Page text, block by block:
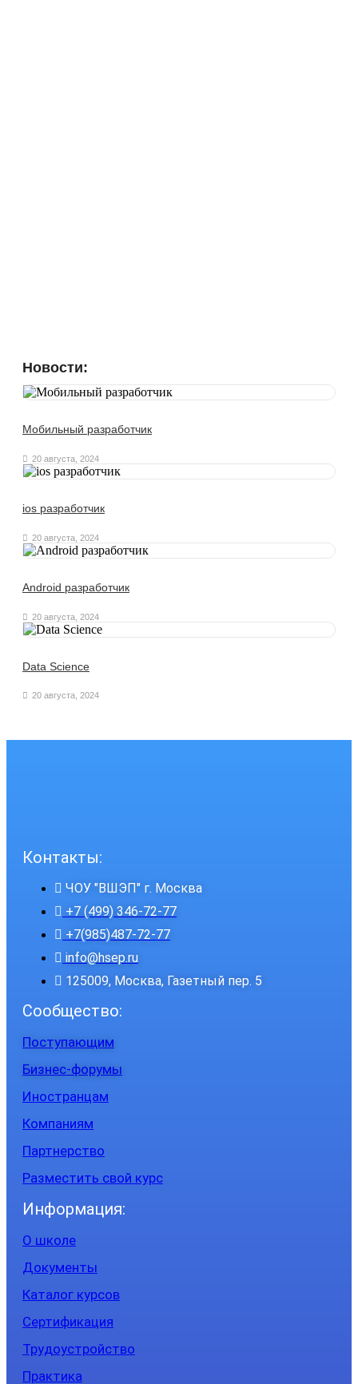
Новости:
Мобильный разработчик
20 августа, 2024
ios разработчик
20 августа, 2024
Android разработчик
20 августа, 2024
Data Science
20 августа, 2024
Контакты:
ЧОУ "ВШЭП" г. Москва
+7 (499) 346-72-77
+7(985)487-72-77
info@hsep.ru
125009, Москва, Газетный пер. 5
Сообщество:
Поступающим
Бизнес-форумы
Иностранцам
Компаниям
Партнерство
Разместить свой курс
Информация:
О школе
Документы
Каталог курсов
Сертификация
Трудоустройство
Практика